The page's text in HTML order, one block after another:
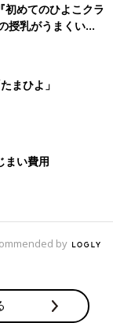
初めてのひよこクラ
授乳がうまくい
トラブル 解決テ
まひよ」
まい費用
by